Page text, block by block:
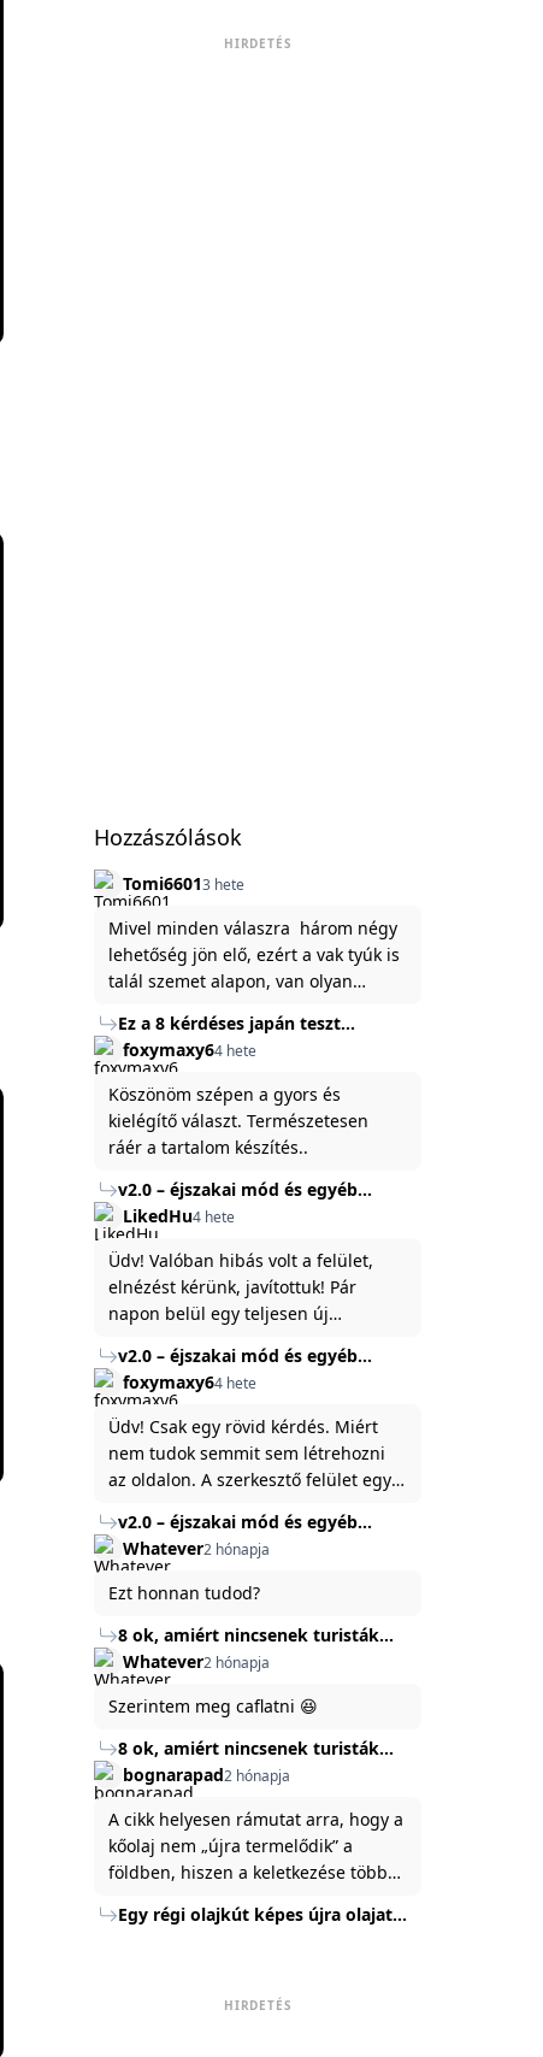
HIRDETÉS
Hozzászólások
Tomi66013 hete
Mivel minden válaszra három négy
lehetőség jön elő, ezért a vak tyúk is
talál szemet alapon, van olyan
Ez a 8 kérdéses japán teszt
hibátlanul feltárja az igazságot
rólad
foxymaxy64 hete
Köszönöm szépen a gyors és
kielégítő választ. Természetesen
ráér a tartalom készítés..
v2.0 – éjszakai mód és egyéb
fejlesztések
LikedHu4 hete
Üdv! Valóban hibás volt a felület,
elnézést kérünk, javítottuk! Pár
napon belül egy teljesen új
weboldal legújabb, 3.0-ás verzióját,
és vélhetően ez zavart be kicsit.Egy
baráti megjegyzés: ha nem fontos
és tud várni néhány napot a
tartalom, amit készíteni
szeretnél, inkább várj néhány napot,
mert ég és föld lesz a különbség a
jelenlegi rendszer és az új között -
legfőképpen egyébként épp
tartalomkészítési szempontból! :)
v2.0 – éjszakai mód és egyéb
fejlesztések
foxymaxy64 hete
Üdv! Csak egy rövid kérdés. Miért
nem tudok semmit sem létrehozni
az oldalon. A szerkesztő felület egy
Köszönöm ha válaszoltok.
v2.0 – éjszakai mód és egyéb
fejlesztések
Whatever2 hónapja
Ezt honnan tudod?
8 ok, amiért nincsenek turisták
Törökország Fekete-tenger felőli
partján
Whatever2 hónapja
Szerintem meg caflatni 😆
8 ok, amiért nincsenek turisták
Törökország Fekete-tenger felőli
partján
bognarapad2 hónapja
A cikk helyesen rámutat arra, hogy a
kőolaj nem „újra termelődik” a
földben, hiszen a keletkezése több
Energiaügyi Minisztériuma szerint a
kőzetben marad. A
Egy régi olajkút képes újra olajat
HIRDETÉS